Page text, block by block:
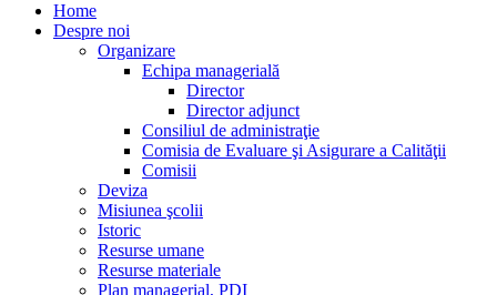
Home
Despre noi
Organizare
Echipa managerială
Director
Director adjunct
Consiliul de administraţie
Comisia de Evaluare şi Asigurare a Calităţii
Comisii
Deviza
Misiunea şcolii
Istoric
Resurse umane
Resurse materiale
Plan managerial, PDI